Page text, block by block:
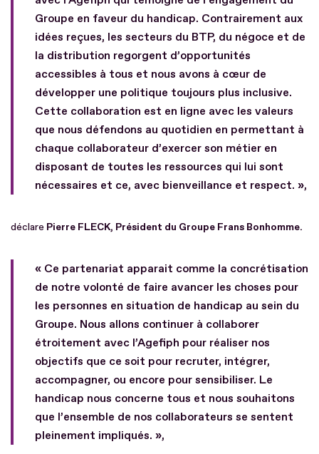
Groupe en faveur du handicap. Contrairement aux
idées reçues, les secteurs du BTP, du négoce et de
la distribution regorgent d’opportunités
accessibles à tous et nous avons à cœur de
développer une politique toujours plus inclusive.
Cette collaboration est en ligne avec les valeurs
que nous défendons au quotidien en permettant à
chaque collaborateur d’exercer son métier en
disposant de toutes les ressources qui lui sont
nécessaires et ce, avec bienveillance et respect. »,
déclare Pierre FLECK, Président du Groupe Frans Bonhomme.
« Ce partenariat apparait comme la concrétisation
de notre volonté de faire avancer les choses pour
les personnes en situation de handicap au sein du
Groupe. Nous allons continuer à collaborer
étroitement avec l’Agefiph pour réaliser nos
objectifs que ce soit pour recruter, intégrer,
accompagner, ou encore pour sensibiliser. Le
handicap nous concerne tous et nous souhaitons
que l’ensemble de nos collaborateurs se sentent
pleinement impliqués. »,